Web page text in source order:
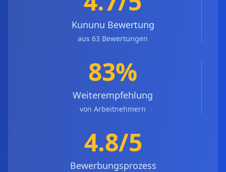
Kununu Bewertung
aus 63 Bewertungen
83%
Weiterempfehlung
von Arbeitnehmern
4.8/5
Bewerbungsprozess